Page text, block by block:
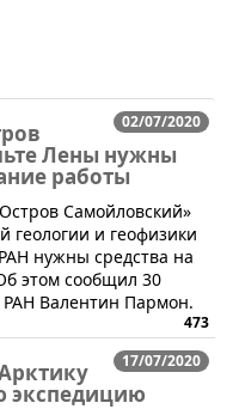
02/07/2020
Лены нужны
работы
Самойловский»
геологии и геофизики
нужны средства на
этом сообщил 30
Валентин Пармон.
473
17/07/2020
экспедицию